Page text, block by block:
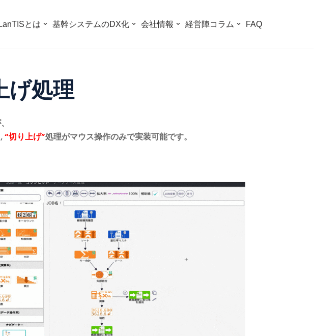
とは 基幹システムのDX化 会社情報 経営陣コラム FAQ
げ処理
,“切り上げ”処理がマウス操作のみで実装可能です。